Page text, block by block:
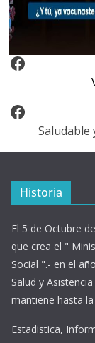
Video Arroz Fortificado
Facebook
Historia
El 5 de Octubre
que crea el "
Social ".- en el
Salud y
mantiene hasta la
Estadistica,